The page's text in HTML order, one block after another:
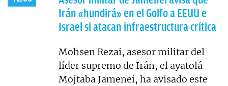
Irán «hundirá» en el Golfo a EEUU e
Israel si atacan infraestructura crítica
Mohsen Rezai, asesor militar del
líder supremo de Irán, el ayatolá
Mojtaba Jamenei, ha avisado este